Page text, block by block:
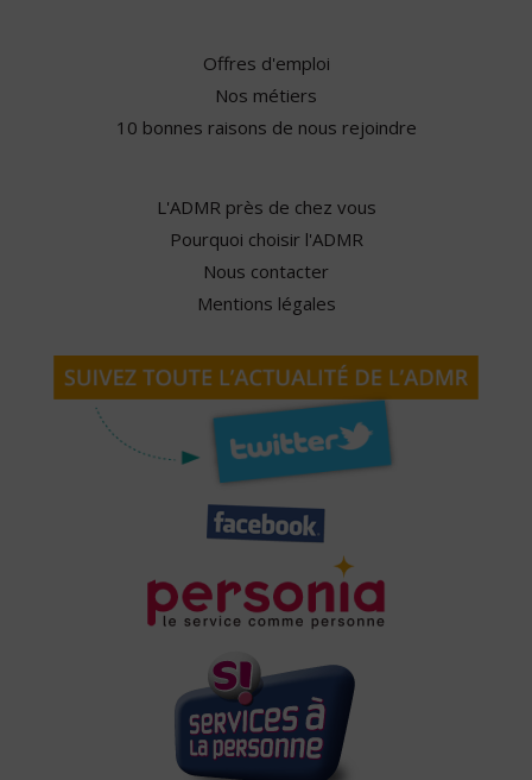
Offres d'emploi
Nos métiers
10 bonnes raisons de nous rejoindre
L'ADMR près de chez vous
Pourquoi choisir l'ADMR
Nous contacter
Mentions légales